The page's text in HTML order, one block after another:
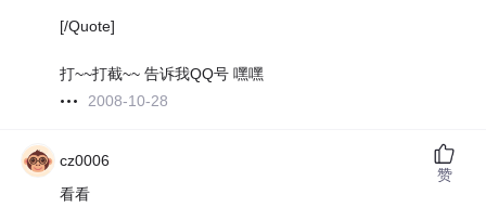
[/Quote]
打~~打截~~ 告诉我QQ号 嘿嘿
2008-10-28
cz0006
看看
赞